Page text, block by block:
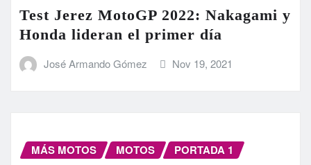
Test Jerez MotoGP 2022: Nakagami y
Honda lideran el primer día
José Armando Gómez Nov 19, 2021
MÁS MOTOS MOTOS PORTADA 1